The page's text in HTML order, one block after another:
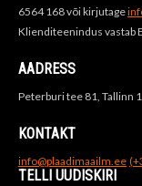
6564 168 või kirjutage
Klienditeenindus vastab
AADRESS
Peterburi tee 81, Tallinn
KONTAKT
info@plaadimaailm.ee
TELLI UUDISKIRI